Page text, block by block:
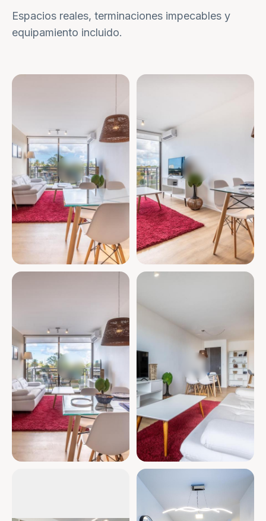
Espacios reales, terminaciones impecables y
equipamiento incluido.